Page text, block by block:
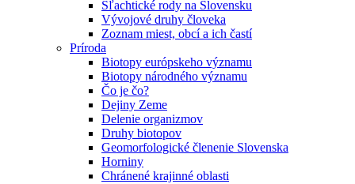
Šľachtické rody na Slovensku
Vývojové druhy človeka
Zoznam miest, obcí a ich častí
Príroda
Biotopy európskeho významu
Biotopy národného významu
Čo je čo?
Dejiny Zeme
Delenie organizmov
Druhy biotopov
Geomorfologické členenie Slovenska
Horniny
Chránené krajinné oblasti